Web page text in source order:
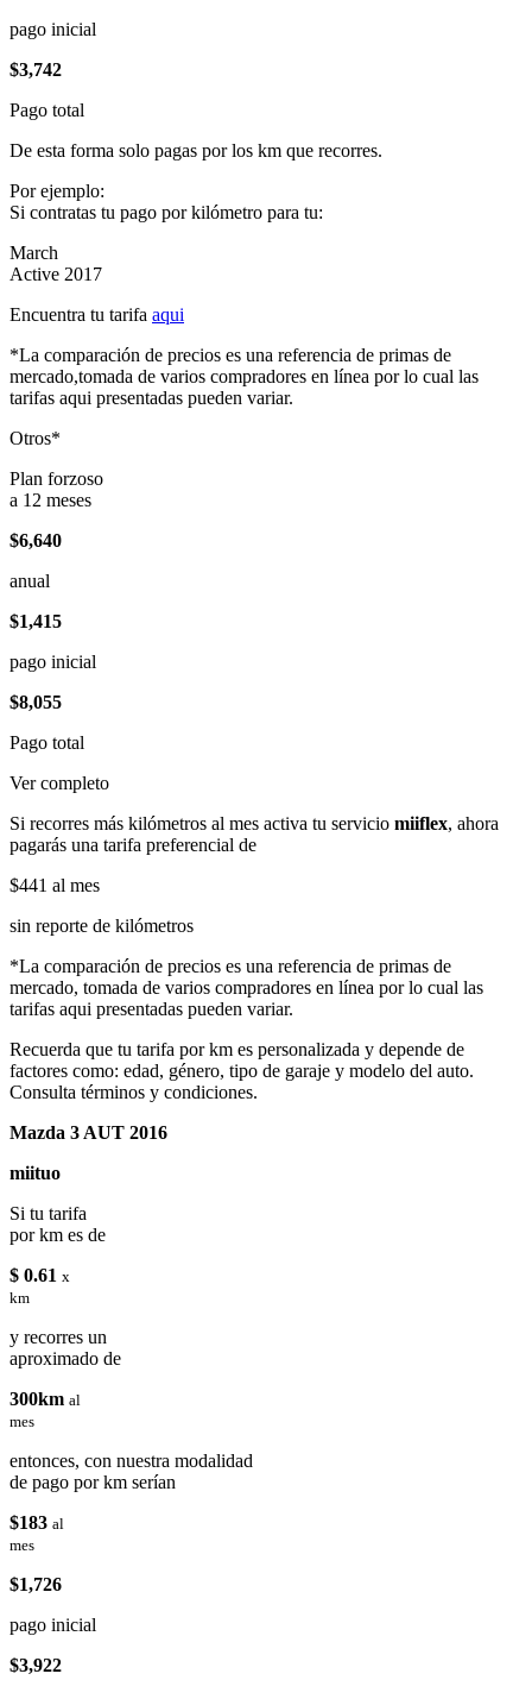
pago inicial
$3,742
Pago total
De esta forma solo pagas por los km que recorres.
Por ejemplo:
Si contratas tu pago por kilómetro para tu:
March
Active 2017
Encuentra tu tarifa aqui
*La comparación de precios es una referencia de primas de
mercado,tomada de varios compradores en línea por lo cual las
tarifas aqui presentadas pueden variar.
Otros*
Plan forzoso
a 12 meses
$6,640
anual
$1,415
pago inicial
$8,055
Pago total
Ver completo
Si recorres más kilómetros al mes activa tu servicio miiflex, ahora
pagarás una tarifa preferencial de
$441 al mes
sin reporte de kilómetros
*La comparación de precios es una referencia de primas de
mercado, tomada de varios compradores en línea por lo cual las
tarifas aqui presentadas pueden variar.
Recuerda que tu tarifa por km es personalizada y depende de
factores como: edad, género, tipo de garaje y modelo del auto.
Consulta términos y condiciones.
Mazda 3 AUT 2016
miituo
Si tu tarifa
por km es de
$ 0.61 x
km
y recorres un
aproximado de
300km al
mes
entonces, con nuestra modalidad
de pago por km serían
$183 al
mes
$1,726
pago inicial
$3,922